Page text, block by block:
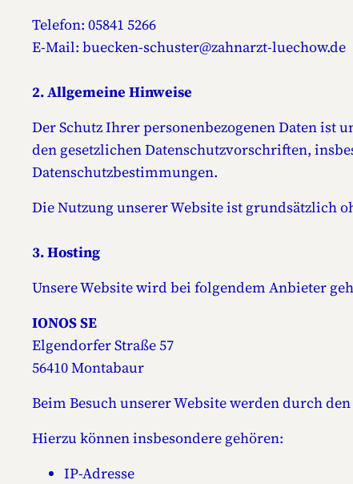
Telefon: 05841 5266
E-Mail: buecken-schuster@zahnarzt-luechow.de
2. Allgemeine Hinweise
Der Schutz Ihrer personenbezogenen Daten ist
den gesetzlichen Datenschutzvorschriften,
Datenschutzbestimmungen.
Die Nutzung unserer Website ist grundsätzlich
3. Hosting
Unsere Website wird bei folgendem Anbieter
IONOS SE
Elgendorfer Straße 57
56410 Montabaur
Beim Besuch unserer Website werden durch
Hierzu können insbesondere gehören:
IP-Adresse